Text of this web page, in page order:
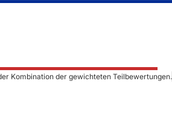
Kombination der gewichteten Teilbewertungen.